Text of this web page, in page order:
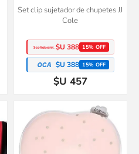
Set clip sujetador de chupetes JJ
Cole
$U 388 15% OFF
$U 388 15% OFF
$U 457